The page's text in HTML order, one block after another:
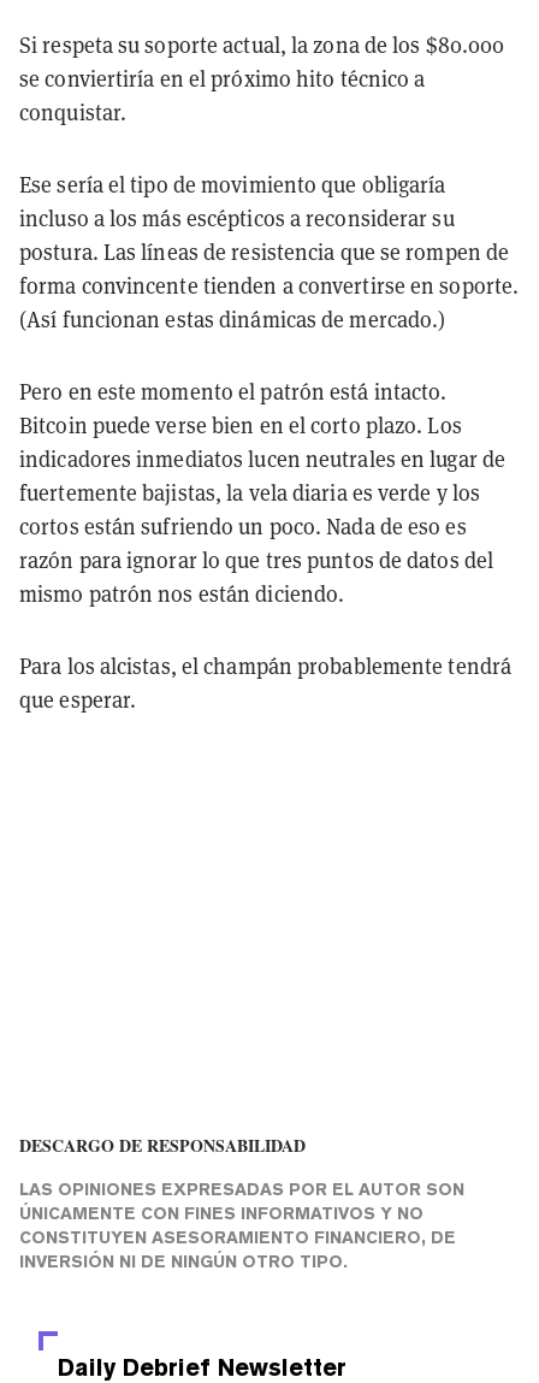
Si respeta su soporte actual, la zona de los $80.000
se conviertiría en el próximo hito técnico a
conquistar.
Ese sería el tipo de movimiento que obligaría
incluso a los más escépticos a reconsiderar su
postura. Las líneas de resistencia que se rompen de
forma convincente tienden a convertirse en soporte.
(Así funcionan estas dinámicas de mercado.)
Pero en este momento el patrón está intacto.
Bitcoin puede verse bien en el corto plazo. Los
indicadores inmediatos lucen neutrales en lugar de
fuertemente bajistas, la vela diaria es verde y los
cortos están sufriendo un poco. Nada de eso es
razón para ignorar lo que tres puntos de datos del
mismo patrón nos están diciendo.
Para los alcistas, el champán probablemente tendrá
que esperar.
DESCARGO DE RESPONSABILIDAD
LAS OPINIONES EXPRESADAS POR EL AUTOR SON
ÚNICAMENTE CON FINES INFORMATIVOS Y NO
CONSTITUYEN ASESORAMIENTO FINANCIERO, DE
INVERSIÓN NI DE NINGÚN OTRO TIPO.
Daily Debrief Newsletter